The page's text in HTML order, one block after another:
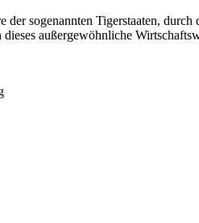
sogenannten Tigerstaaten,
außergewöhnliche